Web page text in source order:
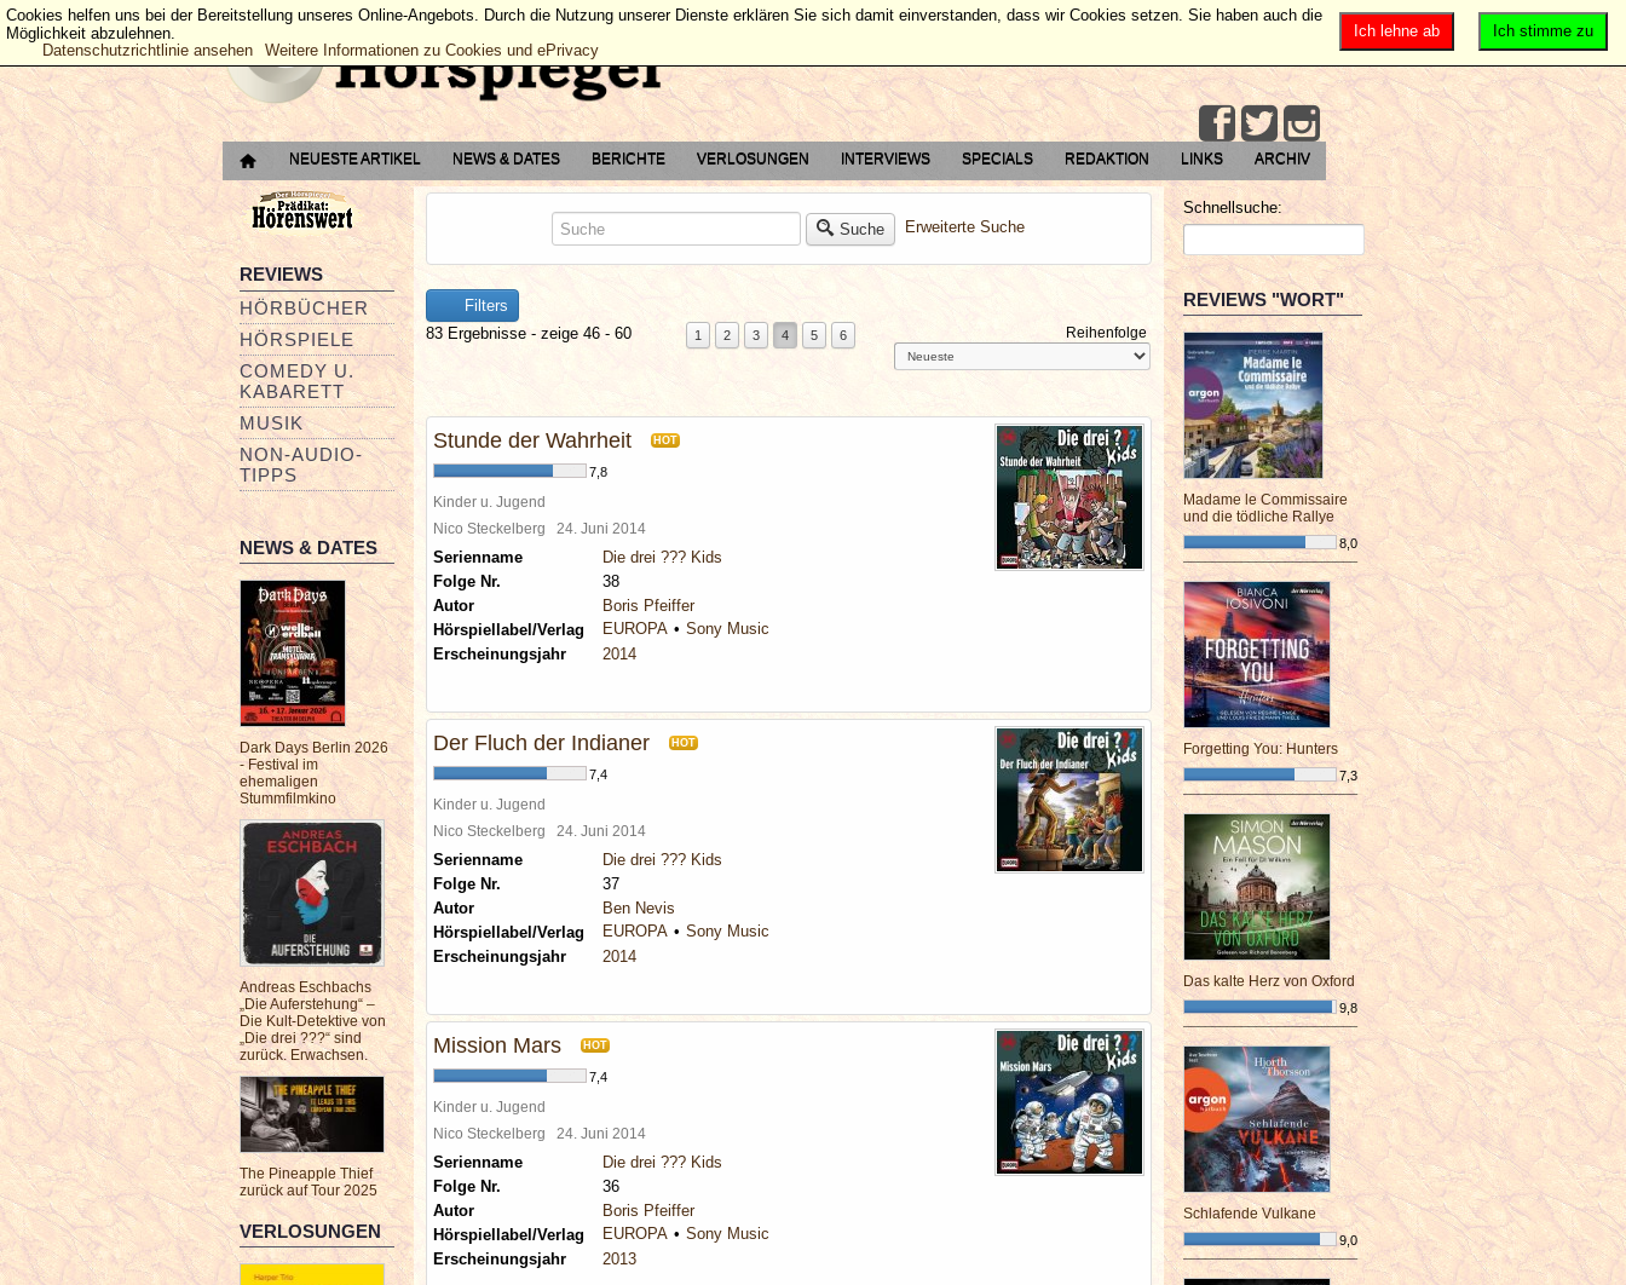
NEUESTE ARTIKEL NEWS & DATES BERICHTE VERLOSUNGEN INTERVIEWS SPECIALS REDAKTION LINKS ARCHIV
REVIEWS
HÖRBÜCHER
HÖRSPIELE
COMEDY U.
KABARETT
MUSIK
NON-AUDIO-
TIPPS
NEWS & DATES
Dark Days Berlin 2026
- Festival im
ehemaligen
Stummfilmkino
Andreas Eschbachs
„Die Auferstehung“ –
Die Kult-Detektive von
„Die drei ???“ sind
zurück. Erwachsen.
The Pineapple Thief
zurück auf Tour 2025
VERLOSUNGEN
Suche Erweiterte Suche
Filters
83 Ergebnisse - zeige 46 - 60
1 2 3 4 5 6 Reihenfolge
Stunde der Wahrheit HOT
7,8
Kinder u. Jugend
Nico Steckelberg 24. Juni 2014
Serienname
Die drei ??? Kids
Folge Nr.
38
Autor
Boris Pfeiffer
Hörspiellabel/Verlag
EUROPA
Sony Music
Erscheinungsjahr
2014
Der Fluch der Indianer HOT
7,4
Kinder u. Jugend
Nico Steckelberg 24. Juni 2014
Serienname
Die drei ??? Kids
Folge Nr.
37
Autor
Ben Nevis
Hörspiellabel/Verlag
EUROPA
Sony Music
Erscheinungsjahr
2014
Mission Mars HOT
7,4
Kinder u. Jugend
Nico Steckelberg 24. Juni 2014
Serienname
Die drei ??? Kids
Folge Nr.
36
Autor
Boris Pfeiffer
Hörspiellabel/Verlag
EUROPA
Sony Music
Erscheinungsjahr
2013
Schnellsuche:
REVIEWS "WORT"
Madame le Commissaire
und die tödliche Rallye
8,0
¯¯¯¯¯¯¯¯¯¯¯¯¯¯¯¯¯¯¯¯¯¯¯¯
Forgetting You: Hunters
7,3
¯¯¯¯¯¯¯¯¯¯¯¯¯¯¯¯¯¯¯¯¯¯¯¯
Das kalte Herz von Oxford
9,8
¯¯¯¯¯¯¯¯¯¯¯¯¯¯¯¯¯¯¯¯¯¯¯¯
Schlafende Vulkane
9,0
¯¯¯¯¯¯¯¯¯¯¯¯¯¯¯¯¯¯¯¯¯¯¯¯
Ich stimme zu
Ich lehne ab
Cookies helfen uns bei der Bereitstellung unseres Online-Angebots. Durch die Nutzung unserer Dienste erklären Sie sich damit einverstanden, dass wir Cookies setzen. Sie haben auch die
Möglichkeit abzulehnen.
Datenschutzrichtlinie ansehen
Weitere Informationen zu Cookies und ePrivacy